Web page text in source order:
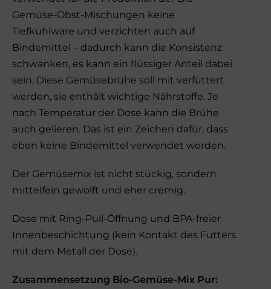
Gemüse-Obst-Mischungen keine
Tiefkühlware und verzichten auch auf
Bindemittel – dadurch kann die Konsistenz
schwanken, es kann ein flüssiger Anteil dabei
sein. Diese Gemüsebrühe soll mit verfüttert
werden, sie enthält wichtige Nährstoffe. Je
nach Temperatur der Dose kann die Brühe
auch gelieren. Das ist ein Zeichen dafür, dass
eben keine Bindemittel verwendet werden.
Der Gemüsemix ist nicht stückig, sondern
mittelfein gewolft und eher cremig.
Dose mit Ring-Pull-Öffnung und BPA-freier
Innenbeschichtung (kein Kontakt des Futters
mit dem Metall der Dose).
Zusammensetzung Bio-Gemüse-Mix Pur: